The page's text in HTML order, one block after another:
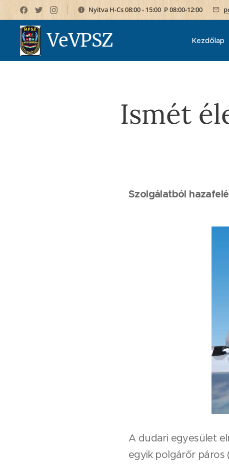
Nyitva H-Cs 08:00 - 15:00 P 08:00-12:00
VeVPSZ Kezdőlap
Ismét
Szolgálatból
A dudari egyesület
egyik polgárőr páros